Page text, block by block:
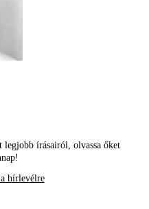
legjobb írásairól, olvassa őket
hírlevélre